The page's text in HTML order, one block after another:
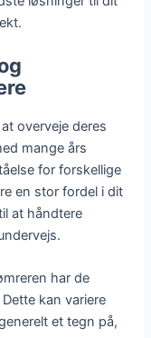
overveje deres
mange års
for forskellige
en stor fordel i dit
at håndtere
har de
kan variere
et tegn på,